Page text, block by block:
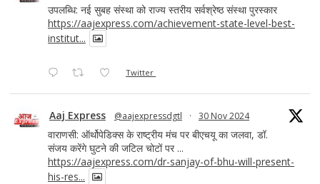
उपलब्धि: नई सुबह संस्था को राज्य स्तरीय सर्वश्रेष्ठ संस्था पुरस्कार
https://aajexpress.com/achievement-state-level-best-
institut...
Twitter
Aaj Express @aajexpressdgtl · 30 Nov 2024
वाराणसी: ऑर्थोपेडिक्स के राष्ट्रीय मंच पर बीएचयू का जलवा, डॉ.
संजय करेंगे घुटने की जटिल चोटों पर ...
https://aajexpress.com/dr-sanjay-of-bhu-will-present-
his-res...